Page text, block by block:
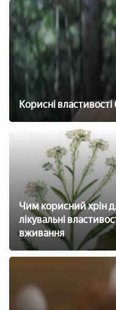
Корисні властивості
Чим корисний хрін
лікувальні
вживання